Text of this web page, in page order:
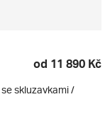
od 11 890 Kč
se skluzavkami /